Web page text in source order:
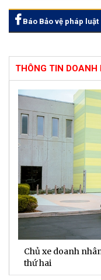
Báo Bảo vệ pháp luật
THÔNG TIN DOANH
Chủ xe doanh
thứ hai